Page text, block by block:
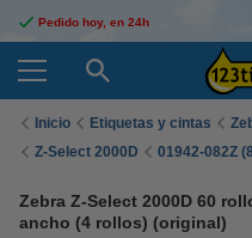
Pedido hoy, en 24h
Inicio Etiquetas y cintas
Z-Select 2000D
01942-082Z
Zebra Z-Select 2000D 60
ancho (4 rollos) (original)